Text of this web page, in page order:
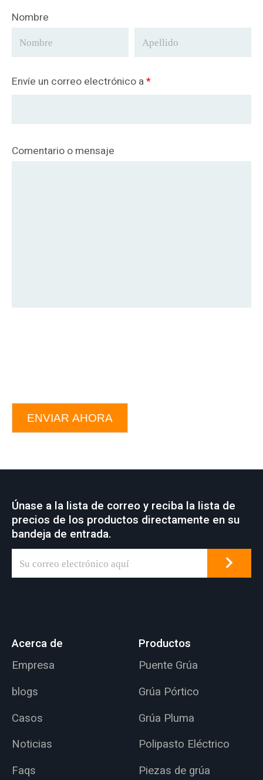
Nombre
Envíe un correo electrónico a*
Comentario o mensaje
ENVIAR AHORA
Únase a la lista de correo y reciba la lista de
precios de los productos directamente en su
bandeja de entrada.
Acerca de
Empresa
blogs
Casos
Noticias
Faqs
Productos
Puente Grúa
Grúa Pórtico
Grúa Pluma
Polipasto Eléctrico
Piezas de grúa